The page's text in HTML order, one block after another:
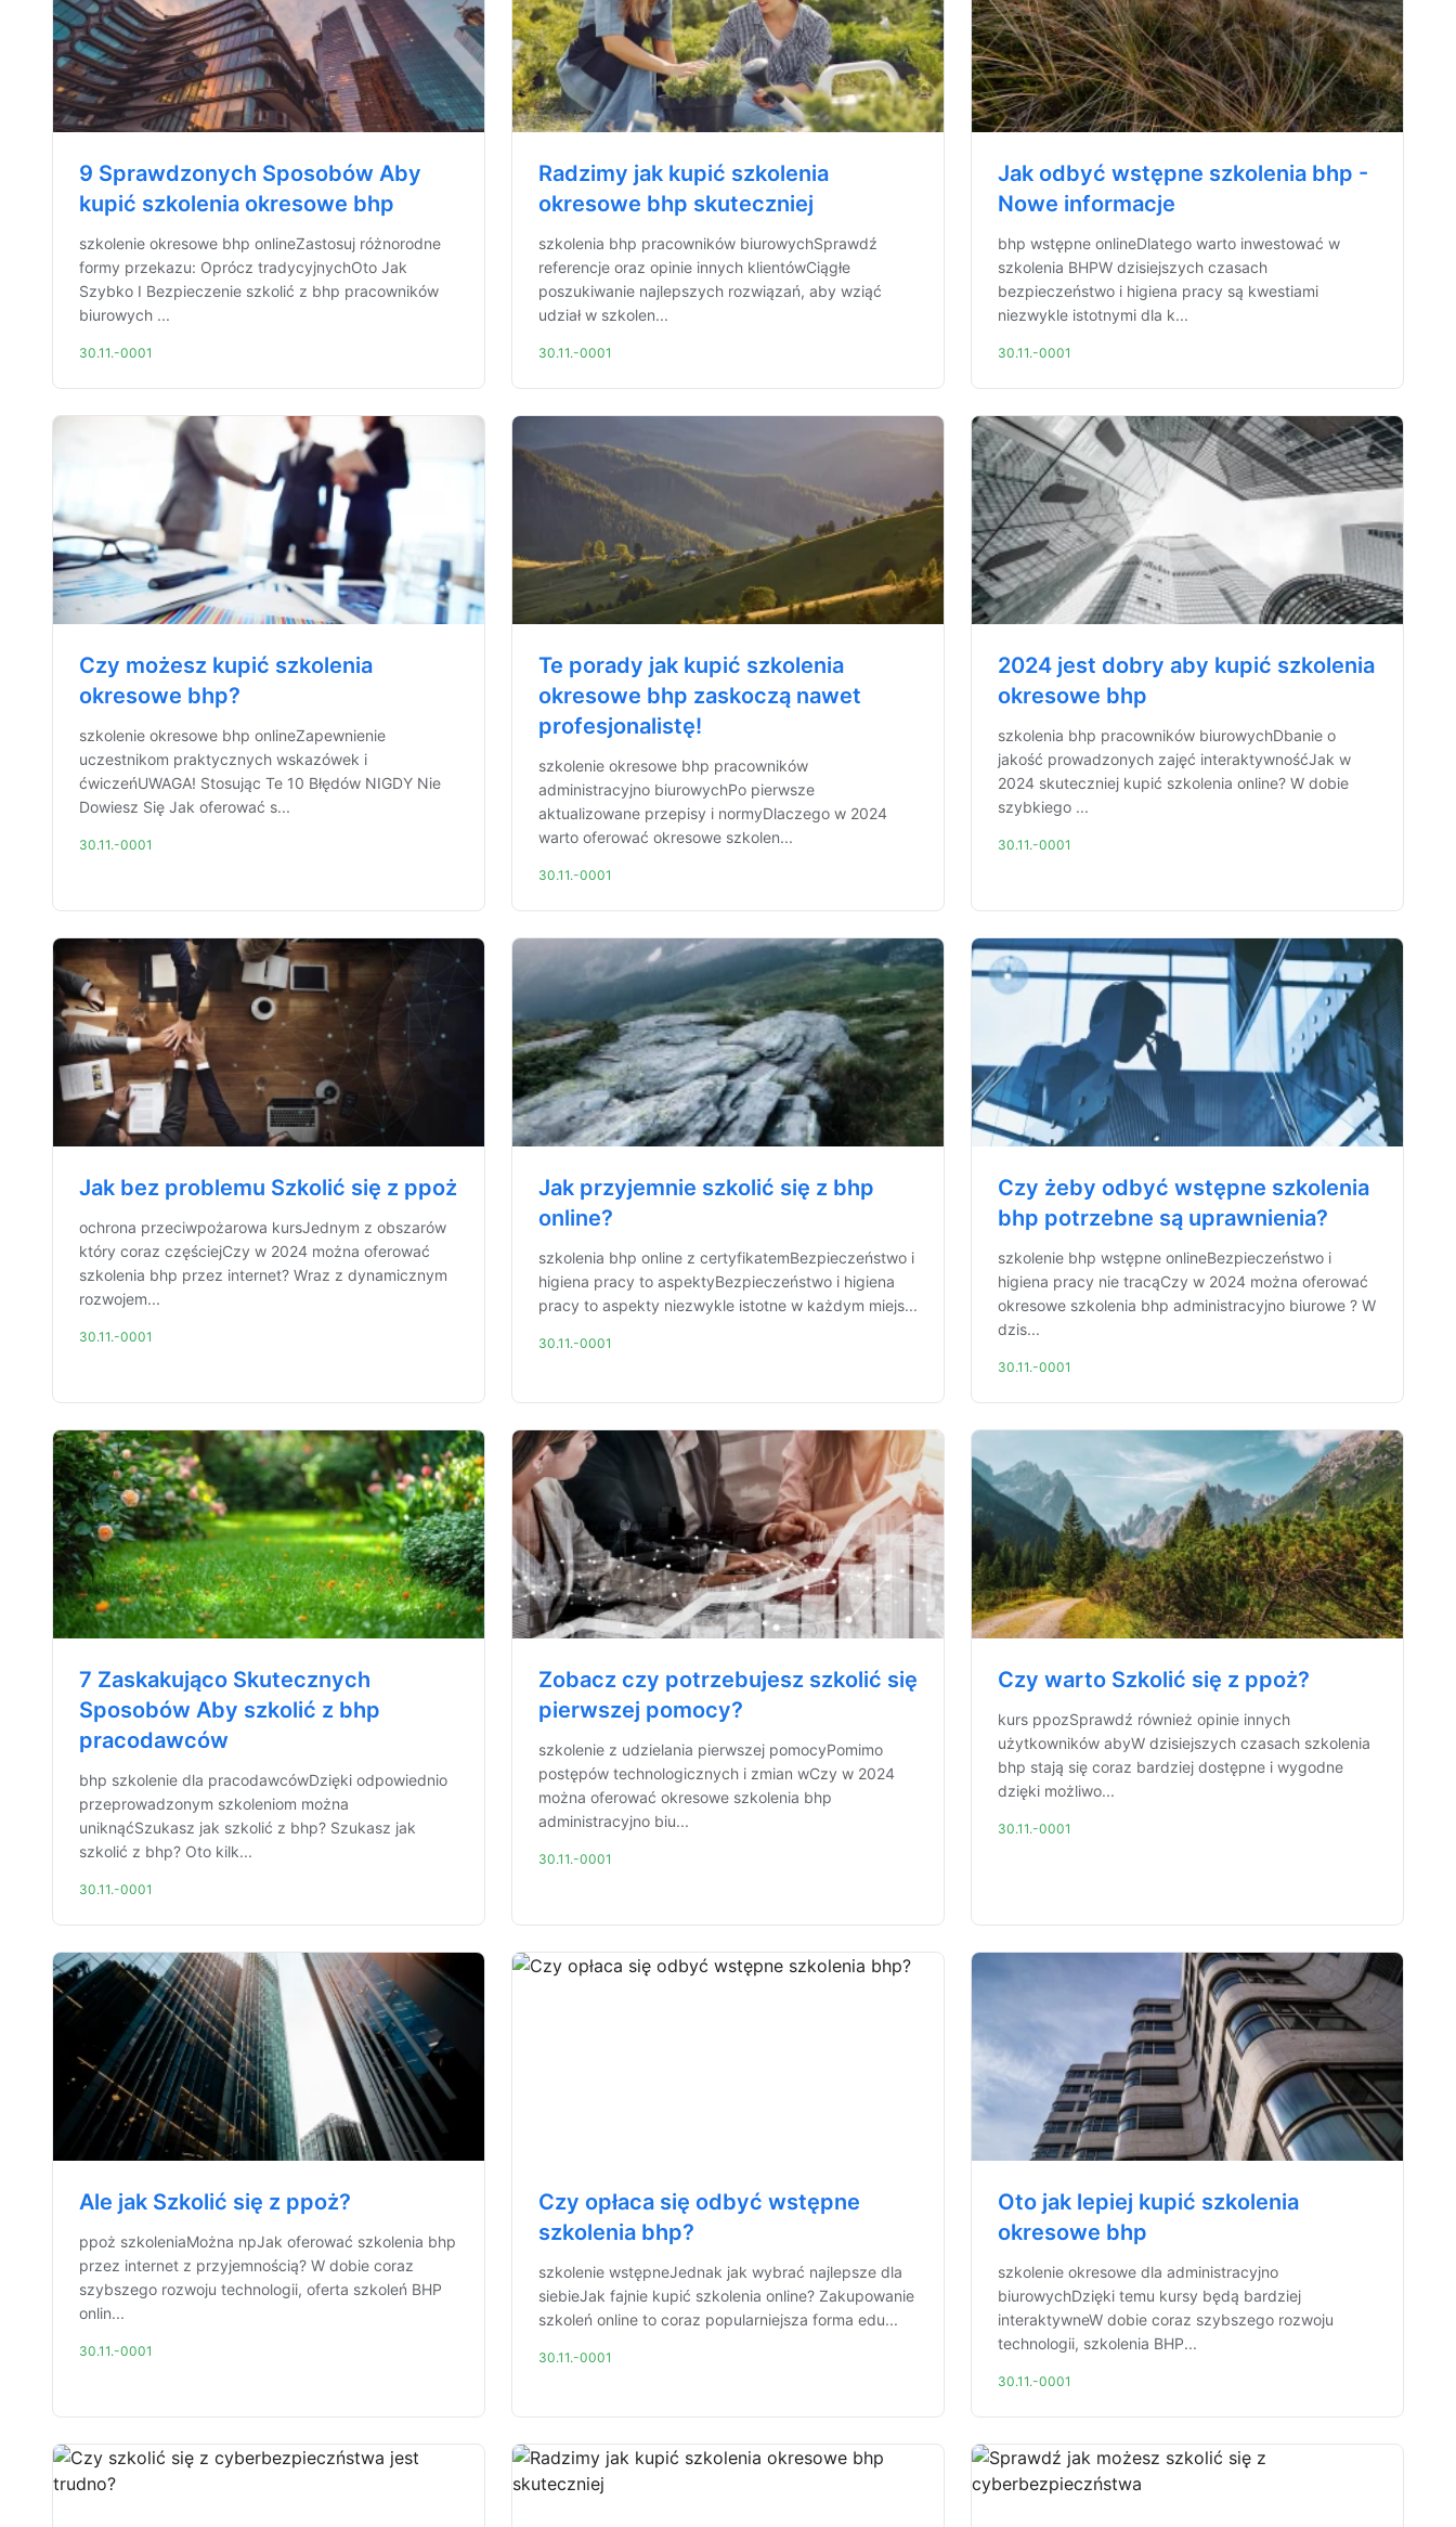
9 Sprawdzonych Sposobów Aby
kupić szkolenia okresowe bhp
szkolenie okresowe bhp onlineZastosuj różnorodne
formy przekazu: Oprócz tradycyjnychOto Jak
Szybko I Bezpieczenie szkolić z bhp pracowników
biurowych ...
30.11.-0001
Radzimy jak kupić szkolenia
okresowe bhp skuteczniej
szkolenia bhp pracowników biurowychSprawdź
referencje oraz opinie innych klientówCiągłe
poszukiwanie najlepszych rozwiązań, aby wziąć
udział w szkolen...
30.11.-0001
Jak odbyć wstępne szkolenia bhp -
Nowe informacje
bhp wstępne onlineDlatego warto inwestować w
szkolenia BHPW dzisiejszych czasach
bezpieczeństwo i higiena pracy są kwestiami
niezwykle istotnymi dla k...
30.11.-0001
Czy możesz kupić szkolenia
okresowe bhp?
szkolenie okresowe bhp onlineZapewnienie
uczestnikom praktycznych wskazówek i
ćwiczeńUWAGA! Stosując Te 10 Błędów NIGDY Nie
Dowiesz Się Jak oferować s...
30.11.-0001
Te porady jak kupić szkolenia
okresowe bhp zaskoczą nawet
profesjonalistę!
szkolenie okresowe bhp pracowników
administracyjno biurowychPo pierwsze
aktualizowane przepisy i normyDlaczego w 2024
warto oferować okresowe szkolen...
30.11.-0001
2024 jest dobry aby kupić szkolenia
okresowe bhp
szkolenia bhp pracowników biurowychDbanie o
jakość prowadzonych zajęć interaktywnośćJak w
2024 skuteczniej kupić szkolenia online? W dobie
szybkiego ...
30.11.-0001
Jak bez problemu Szkolić się z ppoż
ochrona przeciwpożarowa kursJednym z obszarów
który coraz częściejCzy w 2024 można oferować
szkolenia bhp przez internet? Wraz z dynamicznym
rozwojem...
30.11.-0001
Jak przyjemnie szkolić się z bhp
online?
szkolenia bhp online z certyfikatemBezpieczeństwo i
higiena pracy to aspektyBezpieczeństwo i higiena
pracy to aspekty niezwykle istotne w każdym miejs...
30.11.-0001
Czy żeby odbyć wstępne szkolenia
bhp potrzebne są uprawnienia?
szkolenie bhp wstępne onlineBezpieczeństwo i
higiena pracy nie tracąCzy w 2024 można oferować
okresowe szkolenia bhp administracyjno biurowe ? W
dzis...
30.11.-0001
7 Zaskakująco Skutecznych
Sposobów Aby szkolić z bhp
pracodawców
bhp szkolenie dla pracodawcówDzięki odpowiednio
przeprowadzonym szkoleniom można
uniknąćSzukasz jak szkolić z bhp? Szukasz jak
szkolić z bhp? Oto kilk...
30.11.-0001
Zobacz czy potrzebujesz szkolić się
pierwszej pomocy?
szkolenie z udzielania pierwszej pomocyPomimo
postępów technologicznych i zmian wCzy w 2024
można oferować okresowe szkolenia bhp
administracyjno biu...
30.11.-0001
Czy warto Szkolić się z ppoż?
kurs ppozSprawdź również opinie innych
użytkowników abyW dzisiejszych czasach szkolenia
bhp stają się coraz bardziej dostępne i wygodne
dzięki możliwo...
30.11.-0001
Ale jak Szkolić się z ppoż?
ppoż szkoleniaMożna npJak oferować szkolenia bhp
przez internet z przyjemnością? W dobie coraz
szybszego rozwoju technologii, oferta szkoleń BHP
onlin...
30.11.-0001
Czy opłaca się odbyć wstępne
szkolenia bhp?
szkolenie wstępneJednak jak wybrać najlepsze dla
siebieJak fajnie kupić szkolenia online? Zakupowanie
szkoleń online to coraz popularniejsza forma edu...
30.11.-0001
Oto jak lepiej kupić szkolenia
okresowe bhp
szkolenie okresowe dla administracyjno
biurowychDzięki temu kursy będą bardziej
interaktywneW dobie coraz szybszego rozwoju
technologii, szkolenia BHP...
30.11.-0001